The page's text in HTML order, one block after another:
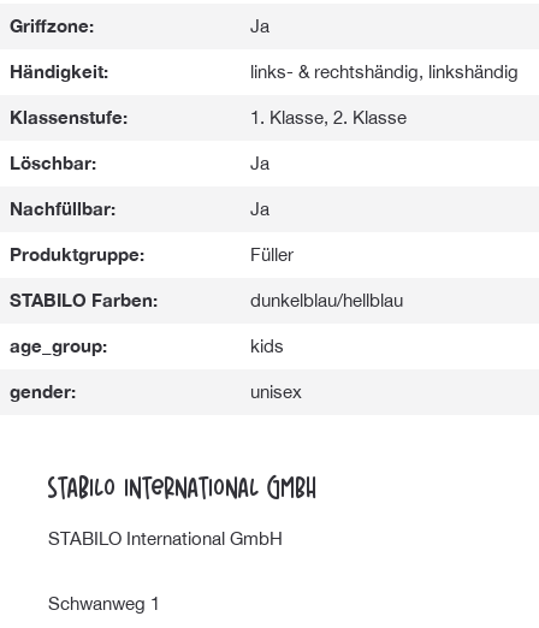
Griffzone: Ja
Händigkeit: links- & rechtshändig, linkshändig
Klassenstufe: 1. Klasse, 2. Klasse
Löschbar: Ja
Nachfüllbar: Ja
Produktgruppe: Füller
STABILO Farben: dunkelblau/hellblau
age_group: kids
gender: unisex
STABILO International GmbH
STABILO International GmbH
Schwanweg 1